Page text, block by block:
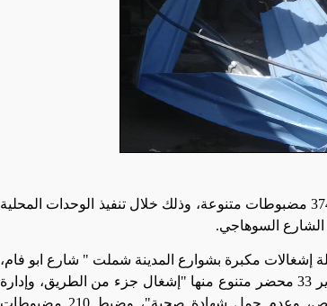
أعلنت محافظة سوهاج عن تحرير 92 محضر إشغالات، وضبط 374 مضبوطات متنوعة، وذلك خلال تنفيذ الوحدات المحلية
الشارع السوهاجي.
إشغالات مكبرة بشوارع المدينة شملت " شارع ابو فام،
وخلف محطة السكة الحديد، وشارع الساحل وأسفرت عن تحرير 33 محضر متنوع منها "إشغال جزء من الطريق، وإدارة
منشأة بدون ترخيص، وممارسة مهنة بائع متجول بدون ترخيص، وعدم حمل شهادة صحية"، وضبط 210 مضبوطات